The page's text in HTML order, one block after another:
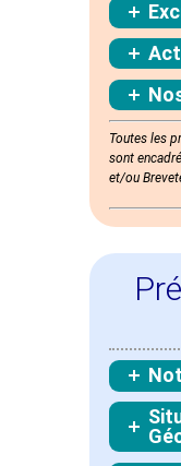
Toutes les
sont
et/ou